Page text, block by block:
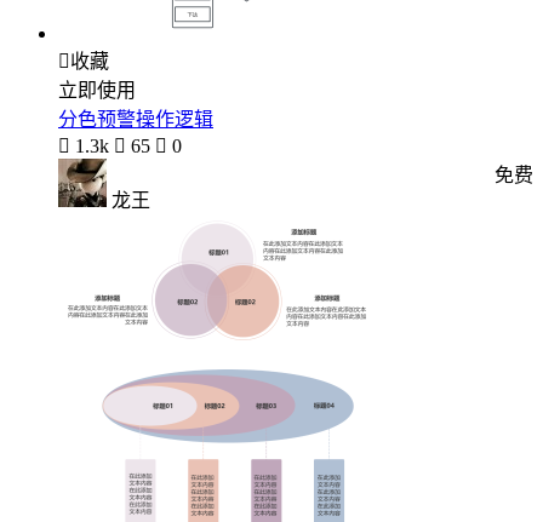
收藏
立即使用
分色预警操作逻辑
 1.3k  65  0
龙王
免费